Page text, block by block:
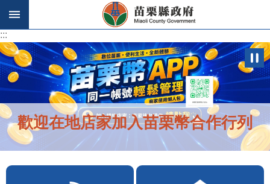
跳到主要內容區塊
:::
:::
歡迎在地店家加入苗栗幣合作行列